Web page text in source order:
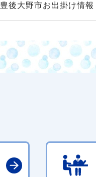
豊後大野市お出掛け情報